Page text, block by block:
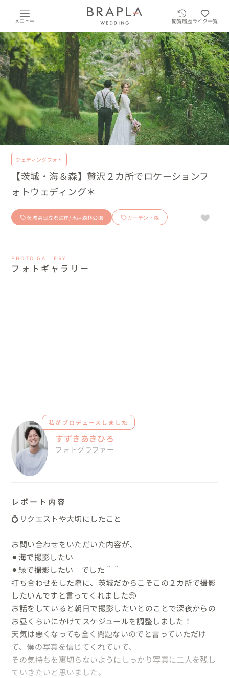
メニュー 閲覧履歴ライク一覧
ウェディングフォト
【茨城・海＆森】贅沢２カ所でロケーションフ
ォトウェディング＊
茨城県日立港海岸/水戸森林公園 ガーデン・森
PHOTO GALLERY
フォトギャラリー
私がプロデュースしました
すずきあきひろ
フォトグラファー
レポート内容
💍リクエストや大切にしたこと
お問い合わせをいただいた内容が、
⚫︎海で撮影したい
⚫︎緑で撮影したい　でした＾＾
打ち合わせをした際に、茨城だからこそこの２カ所で撮影
したいんですと言ってくれました🥺
お話をしていると朝日で撮影したいとのことで深夜からの
お昼くらいにかけてスケジュールを調整しました！
天気は悪くなっても全く問題ないのでと言っていただけ
て、僕の写真を信じてくれていて、
その気持ちを裏切らないようにしっかり写真に二人を残し
ていきたいと思いました。